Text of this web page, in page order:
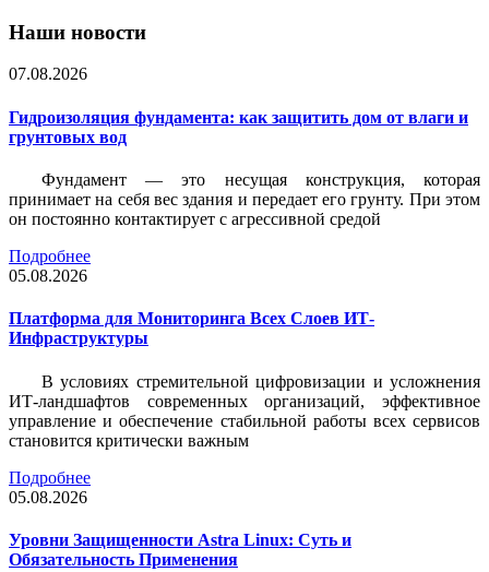
Наши новости
07.08.2026
Гидроизоляция фундамента: как защитить дом от влаги и
грунтовых вод
Фундамент — это несущая конструкция, которая
принимает на себя вес здания и передает его грунту. При этом
он постоянно контактирует с агрессивной средой
Подробнее
05.08.2026
Платформа для Мониторинга Всех Слоев ИТ-
Инфраструктуры
В условиях стремительной цифровизации и усложнения
ИТ-ландшафтов современных организаций, эффективное
управление и обеспечение стабильной работы всех сервисов
становится критически важным
Подробнее
05.08.2026
Уровни Защищенности Astra Linux: Суть и
Обязательность Применения